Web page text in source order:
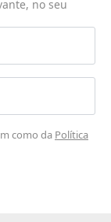
no seu
como da Política